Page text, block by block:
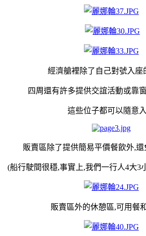
經濟艙裡除了自己對號入座
四周還有許多提供交誼活動或靠
這些位子都可以隨意
販賣區除了提供簡易平價餐飲外,
(船行駛間很穩,事實上,我們一行人4大3
販賣區外的休憩區,可用餐